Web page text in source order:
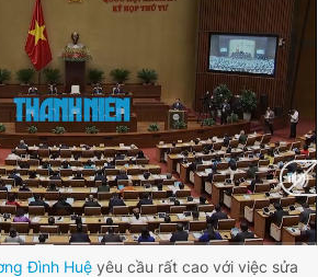
RSS Chính sách bảo
Ngọc Toàn
trực: Hải Thành
Hiếu Dũng
Việt Hưng
Đức Trung
110/GP - BTTTT cấp ngày 24.3.2020
thuộc về Báo Thanh Niên. Cấm sao
nếu không có sự chấp thuận bằng văn
Technologies, JSC.
Đình Huệ yêu cầu rất cao với việc sửa